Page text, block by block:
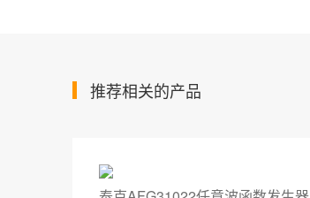
推荐相关的产品